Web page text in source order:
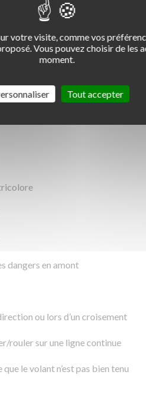
en
dangers en amont
ou lors d’un croisement
rouler sur une ligne continue
le volant n’est pas bien tenu
votre visite, comme vos
Vous pouvez choisir de les
moment.
Tout accepter